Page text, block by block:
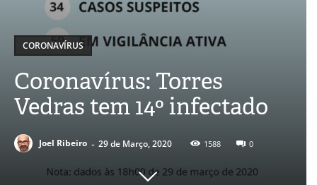
CORONAVÍRUS
Coronavírus: Torres
Vedras tem 14º infectado
Joel Ribeiro - 29 de Março, 2020 1588 0